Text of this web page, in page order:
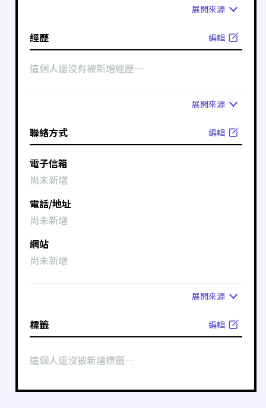
展開來源
經歷 編輯
這個人還沒有被新增經歷⋯
展開來源
聯絡方式 編輯
電子信箱
尚未新增
電話/地址
尚未新增
網站
尚未新增
展開來源
標籤 編輯
這個人還沒被新增標籤⋯